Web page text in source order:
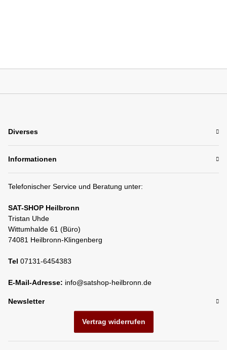
Diverses
Informationen
Telefonischer Service und Beratung unter:
SAT-SHOP Heilbronn
Tristan Uhde
Wittumhalde 61 (Büro)
74081 Heilbronn-Klingenberg
Tel 07131-6454383
E-Mail-Adresse: info@satshop-heilbronn.de
Newsletter
Vertrag widerrufen